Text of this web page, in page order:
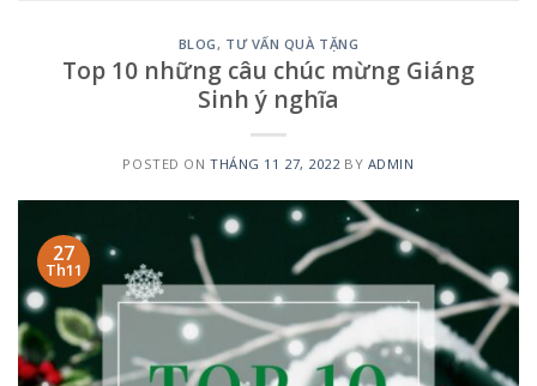
BLOG , TƯ VẤN QUÀ TẶNG
Top 10 những câu chúc mừng Giáng
Sinh ý nghĩa
POSTED ON THÁNG 11 27, 2022BY ADMIN
27
Th11